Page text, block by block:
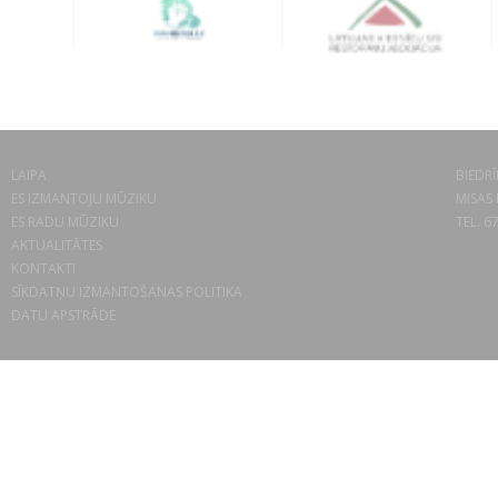
LAIPA
ES IZMANTOJU MŪZIKU
ES RADU MŪZIKU
AKTUALITĀTES
KONTAKTI
SĪKDATŅU IZMANTOŠANAS POLITIKA
DATU APSTRĀDE
TEL.